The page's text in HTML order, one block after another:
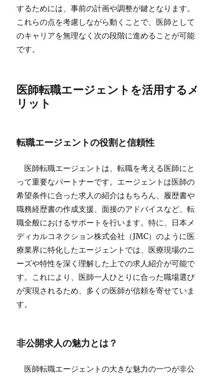
するためには、事前の計画や調整が鍵となります。
これらの点を考慮しながら動くことで、医師として
のキャリアを無理なく次の段階に進めることが可能
です。
医師転職エージェントを活用するメ
リット
転職エージェントの役割と信頼性
医師転職エージェントは、転職を考える医師にと
って重要なパートナーです。エージェントは医師の
希望条件に合った求人の紹介はもちろん、履歴書や
職務経歴書の作成支援、面接のアドバイスなど、転
職全般におけるサポートを行います。特に、日本メ
ディカルコネクション株式会社（JMC）のように医
療業界に特化したエージェントでは、医療現場のニ
ーズや特性を深く理解した上での求人紹介が可能で
す。これにより、医師一人ひとりに合った職場選び
が実現されるため、多くの医師が信頼を寄せていま
す。
非公開求人の魅力とは？
医師転職エージェントの大きな魅力の一つが非公